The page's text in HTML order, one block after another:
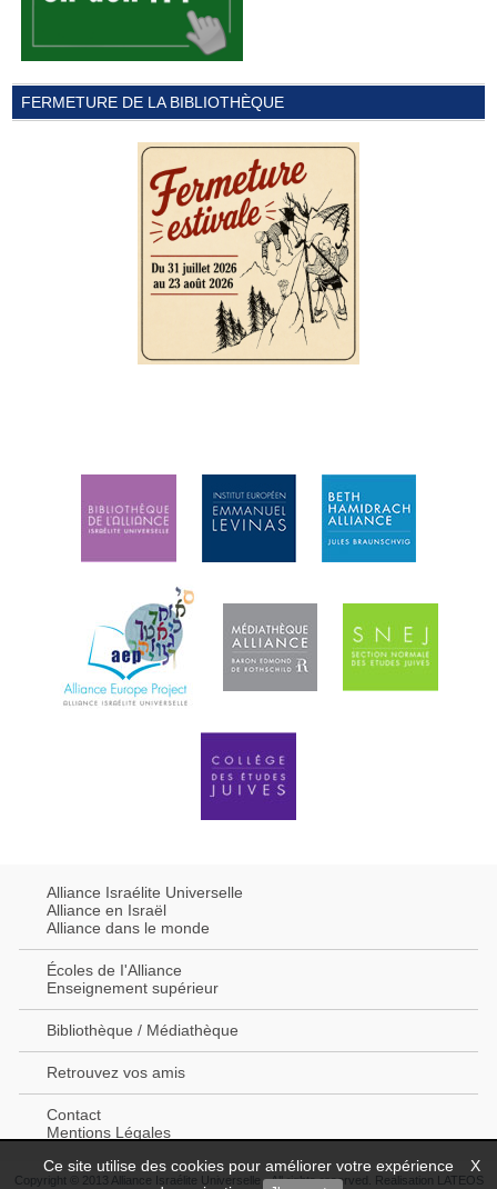
Ce site utilise des cookies pour améliorer votre expérience
X
FERMETURE DE LA BIBLIOTHÈQUE
Alliance Israélite Universelle
Alliance en Israël
Alliance dans le monde
Écoles de I'Alliance
Enseignement supérieur
Bibliothèque / Médiathèque
Retrouvez vos amis
Contact
Mentions Légales
Copyright © 2013 Alliance Israélite Universelle - All rights reserved. Realisation LATEOS